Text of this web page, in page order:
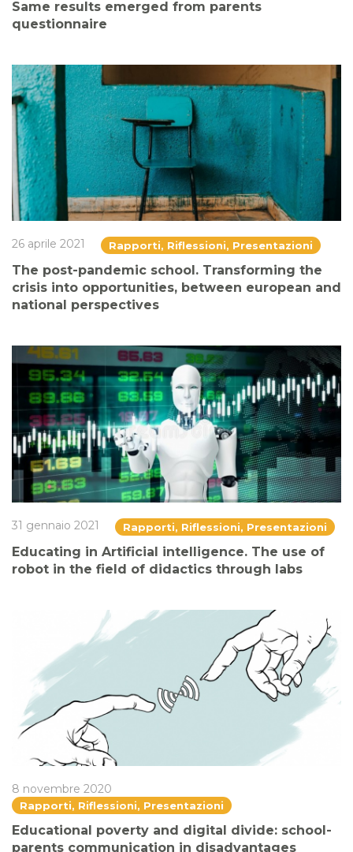
Same results emerged from parents
questionnaire
26 aprile 2021 Rapporti, Riflessioni, Presentazioni
The post-pandemic school. Transforming the
crisis into opportunities, between european and
national perspectives
31 gennaio 2021 Rapporti, Riflessioni, Presentazioni
Educating in Artificial intelligence. The use of
robot in the field of didactics through labs
8 novembre 2020
Rapporti, Riflessioni, Presentazioni
Educational poverty and digital divide: school-
parents communication in disadvantages